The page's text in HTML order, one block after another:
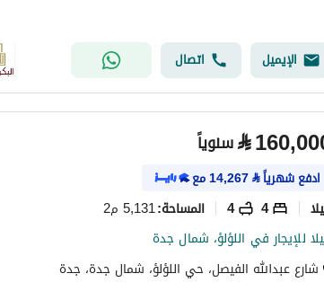
الإيميل اتصال
⃁سنوياً
ادفع شهرياً⃁
14,267مع
4
4 المساحة:5,131 م2
للإيجار في اللؤلؤ، شمال جدة
شارع عبدالله الفيصل، حي اللؤلؤ، شمال جدة، جدة